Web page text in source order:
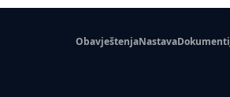
ObavještenjaNastavaDokumenti